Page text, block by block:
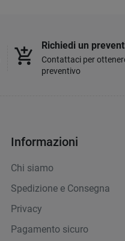
add_shopping_cart
Richiedi un
Contattaci per
preventivo
Informazioni
Chi siamo
Spedizione e Consegna
Privacy
Pagamento sicuro